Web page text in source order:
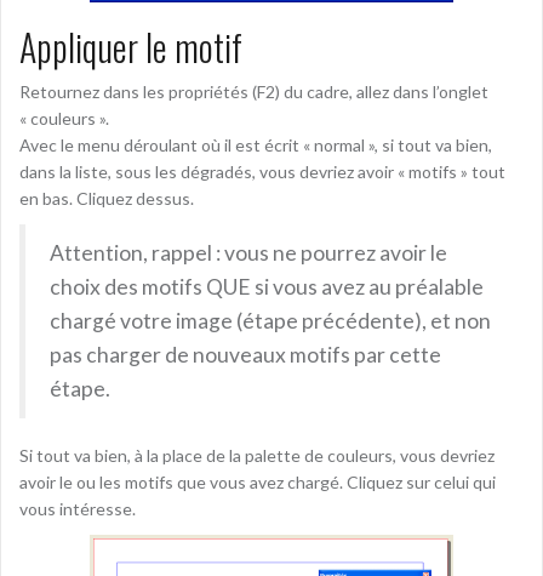
Appliquer le motif
Retournez dans les propriétés (F2) du cadre, allez dans l’onglet
« couleurs ».
Avec le menu déroulant où il est écrit « normal », si tout va bien,
dans la liste, sous les dégradés, vous devriez avoir « motifs » tout
en bas. Cliquez dessus.
Attention, rappel : vous ne pourrez avoir le
choix des motifs QUE si vous avez au préalable
chargé votre image (étape précédente), et non
pas charger de nouveaux motifs par cette
étape.
Si tout va bien, à la place de la palette de couleurs, vous devriez
avoir le ou les motifs que vous avez chargé. Cliquez sur celui qui
vous intéresse.